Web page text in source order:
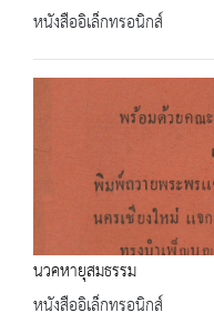
หนังสืออิเล็กทรอนิกส์
นวคหายุสมธรรม
หนังสืออิเล็กทรอนิกส์